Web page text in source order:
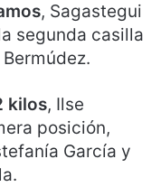
, Sagastegui
segunda casilla
kilos, Ilse
posición,
García y